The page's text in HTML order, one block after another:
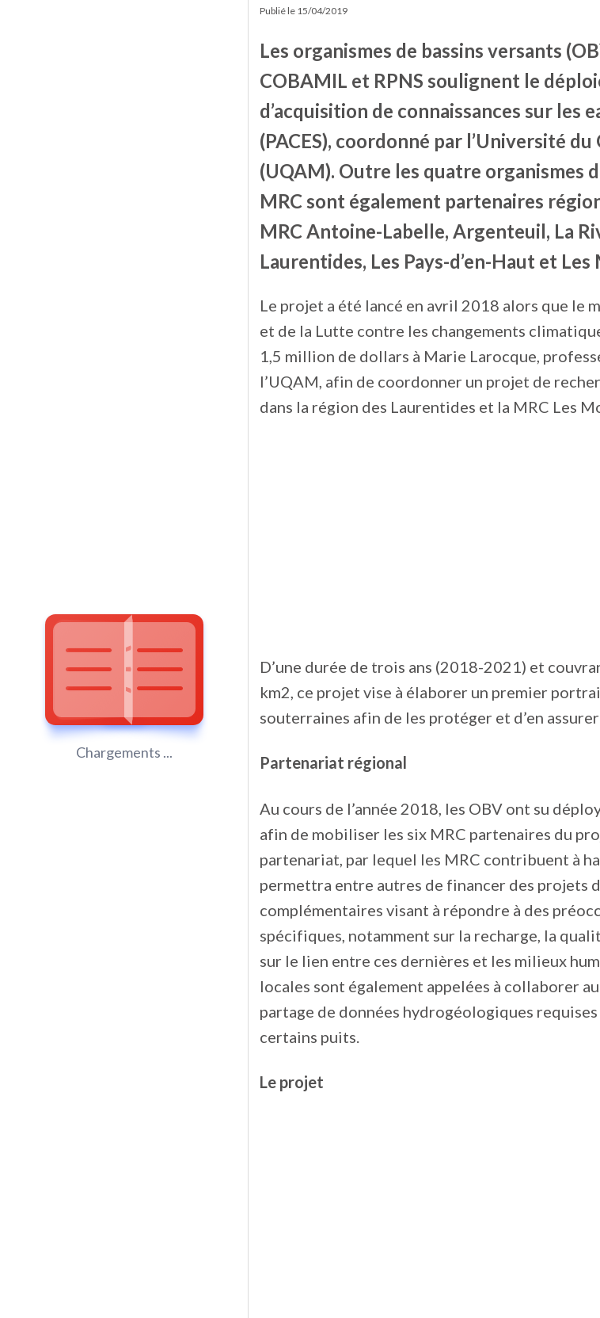
Chargements ...
Publié le 15/04/2019
Les organismes de bassins versants
COBAMIL et RPNS soulignent le
d’acquisition de connaissances sur les
(PACES), coordonné par l’Université
(UQAM). Outre les quatre organismes
MRC sont également partenaires
MRC Antoine-Labelle, Argenteuil, La
Laurentides, Les Pays-d’en-Haut et Les
Le projet a été lancé en avril 2018 alors que le
et de la Lutte contre les changements
1,5 million de dollars à Marie Larocque,
l’UQAM, afin de coordonner un projet de
dans la région des Laurentides et la MRC Les
D’une durée de trois ans (2018-2021) et
km2, ce projet vise à élaborer un premier
souterraines afin de les protéger et d’en
Partenariat régional
Au cours de l’année 2018, les OBV ont su
afin de mobiliser les six MRC partenaires du
partenariat, par lequel les MRC contribuent à
permettra entre autres de financer des projets
complémentaires visant à répondre à des
spécifiques, notamment sur la recharge, la
sur le lien entre ces dernières et les milieux
locales sont également appelées à collaborer
partage de données hydrogéologiques requises
certains puits.
Le projet